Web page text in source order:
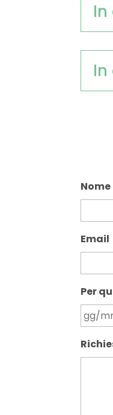
Nome
Email
Per